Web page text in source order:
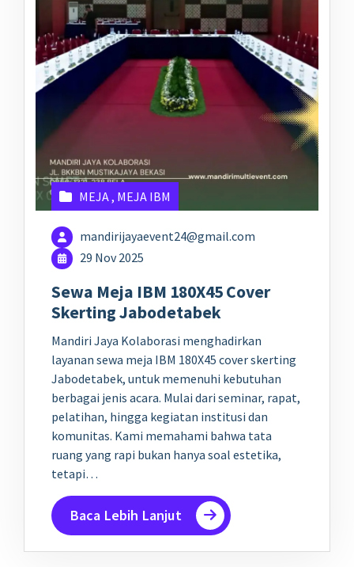
MEJA, MEJA IBM
mandirijayaevent24@gmail.com
29 Nov 2025
Sewa Meja IBM 180X45 Cover
Skerting Jabodetabek
Mandiri Jaya Kolaborasi menghadirkan
layanan sewa meja IBM 180X45 cover skerting
Jabodetabek, untuk memenuhi kebutuhan
berbagai jenis acara. Mulai dari seminar, rapat,
pelatihan, hingga kegiatan institusi dan
komunitas. Kami memahami bahwa tata
ruang yang rapi bukan hanya soal estetika,
tetapi…
Baca Lebih Lanjut